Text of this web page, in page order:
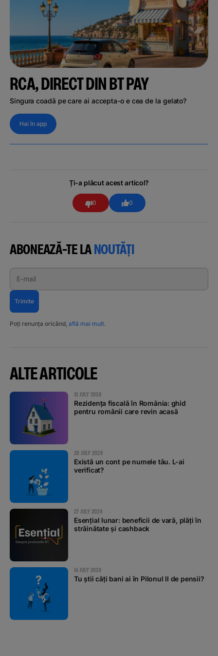
RCA, DIRECT DIN BT PAY
Singura coadă pe care ai accepta-o e cea de la gelato?
Hai în app
Ți-a plăcut acest articol?
0 0
ABONEAZĂ-TE LANOUTĂȚI
E-mail
Trimite
Poți renunța oricând, află mai mult.
ALTE ARTICOLE
31 JULY 2026
Rezidența fiscală în România: ghid
pentru românii care revin acasă
28 JULY 2026
Există un cont pe numele tău. L-ai
verificat?
27 JULY 2026
Esențial lunar: beneficii de vară, plăți în
străinătate și cashback
14 JULY 2026
Tu știi câți bani ai în Pilonul II de pensii?